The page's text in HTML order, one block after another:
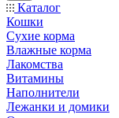
Каталог
Кошки
Сухие корма
Влажные корма
Лакомства
Витамины
Наполнители
Лежанки и домики